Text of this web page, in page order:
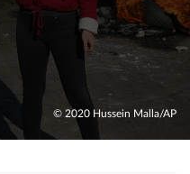
© 2020 Hussein Malla/AP